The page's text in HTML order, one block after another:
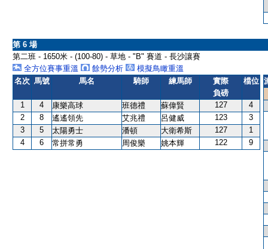
第 6 場
第二班 - 1650米 - (100-80) - 草地 - "B" 賽道 - 長沙讓賽
全方位賽事重溫
餘勢分析
模擬鳥瞰重溫
名次 馬號 馬名 騎師 練馬師
實際
負磅
檔位
1 4 康樂高球 班德禮 蘇偉賢 127
4
2
8 遙遙領先 艾兆禮 呂健威 123
3
3
5 太陽勇士 潘頓 大衛希斯 127
1
4
6 常拼常勇 周俊樂 姚本輝 122 9